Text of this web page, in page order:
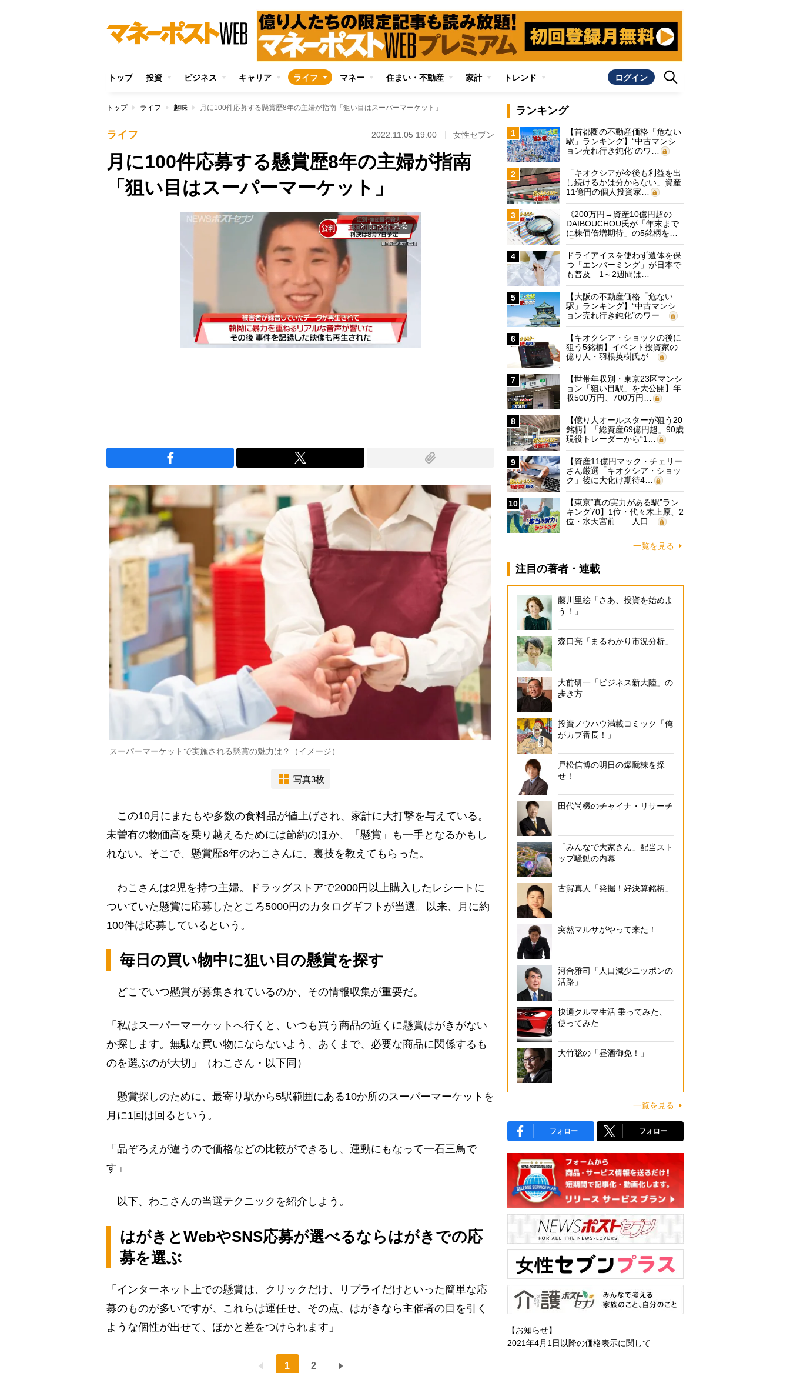
トップ 投資 ビジネス キャリア ライフ マネー 住まい・不動産 家計 トレンド ログイン
トップ ライフ 趣味 月に100件応募する懸賞歴8年の主婦が指南「狙い目はスーパーマーケット」
ライフ 2022.11.05 19:00 女性セブン
月に100件応募する懸賞歴8年の主婦が指南
「狙い目はスーパーマーケット」
arrow_forward_ios もっと見る
スーパーマーケットで実施される懸賞の魅力は？（イメージ）
写真3枚
この10月にまたもや多数の食料品が値上げされ、家計に大打撃を与えている。
未曽有の物価高を乗り越えるためには節約のほか、「懸賞」も一手となるかもし
れない。そこで、懸賞歴8年のわこさんに、裏技を教えてもらった。
わこさんは2児を持つ主婦。ドラッグストアで2000円以上購入したレシートに
ついていた懸賞に応募したところ5000円のカタログギフトが当選。以来、月に約
100件は応募しているという。
毎日の買い物中に狙い目の懸賞を探す
どこでいつ懸賞が募集されているのか、その情報収集が重要だ。
「私はスーパーマーケットへ行くと、いつも買う商品の近くに懸賞はがきがない
か探します。無駄な買い物にならないよう、あくまで、必要な商品に関係するも
のを選ぶのが大切」（わこさん・以下同）
懸賞探しのために、最寄り駅から5駅範囲にある10か所のスーパーマーケットを
月に1回は回るという。
「品ぞろえが違うので価格などの比較ができるし、運動にもなって一石三鳥で
す」
以下、わこさんの当選テクニックを紹介しよう。
はがきとWebやSNS応募が選べるならはがきでの応
募を選ぶ
「インターネット上での懸賞は、クリックだけ、リプライだけといった簡単な応
募のものが多いですが、これらは運任せ。その点、はがきなら主催者の目を引く
ような個性が出せて、ほかと差をつけられます」
1 2
ランキング
1
【首都圏の不動産価格「危ない
駅」ランキング】“中古マンシ
ョン売れ行き鈍化”のワ…
2
「キオクシアが今後も利益を出
し続けるかは分からない」資産
11億円の個人投資家…
3
《200万円→資産10億円超の
DAIBOUCHOU氏が「年末まで
に株価倍増期待」の5銘柄を…
4
ドライアイスを使わず遺体を保
つ「エンバーミング」が日本で
も普及 1～2週間は…
5
【大阪の不動産価格「危ない
駅」ランキング】“中古マンシ
ョン売れ行き鈍化”のワー…
6
【キオクシア・ショックの後に
狙う5銘柄】イベント投資家の
億り人・羽根英樹氏が…
7
【世帯年収別・東京23区マンシ
ョン「狙い目駅」を大公開】年
収500万円、700万円…
8
【億り人オールスターが狙う20
銘柄】「総資産69億円超」90歳
現役トレーダーから“1…
9
【資産11億円マック・チェリー
さん厳選「キオクシア・ショッ
ク」後に大化け期待4…
10
【東京“真の実力がある駅”ラン
キング70】1位・代々木上原、2
位・水天宮前… 人口…
一覧を見る
注目の著者・連載
藤川里絵「さあ、投資を始めよ
う！」
森口亮「まるわかり市況分析」
大前研一「ビジネス新大陸」の
歩き方
投資ノウハウ満載コミック「俺
がカブ番長！」
戸松信博の明日の爆騰株を探
せ！
田代尚機のチャイナ・リサーチ
「みんなで大家さん」配当スト
ップ騒動の内幕
古賀真人「発掘！好決算銘柄」
突然マルサがやって来た！
河合雅司「人口減少ニッポンの
活路」
快適クルマ生活 乗ってみた、
使ってみた
大竹聡の「昼酒御免！」
一覧を見る
フォロー フォロー
【お知らせ】
2021年4月1日以降の価格表示に関して